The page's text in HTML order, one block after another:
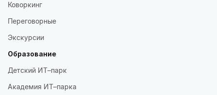
Коворкинг
Переговорные
Экскурсии
Образование
Детский ИТ–парк
Академия ИТ–парка